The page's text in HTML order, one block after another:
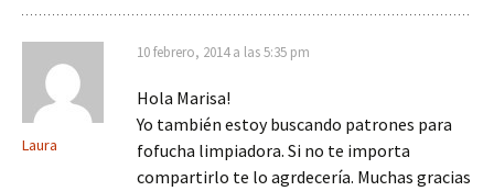
Laura
10 febrero, 2014 a las 5:35 pm
Hola Marisa!
Yo también estoy buscando patrones para
fofucha limpiadora. Si no te importa
compartirlo te lo agrdecería. Muchas gracias